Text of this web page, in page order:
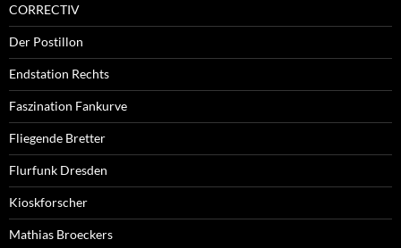
CORRECTIV
Der Postillon
Endstation Rechts
Faszination Fankurve
Fliegende Bretter
Flurfunk Dresden
Kioskforscher
Mathias Broeckers